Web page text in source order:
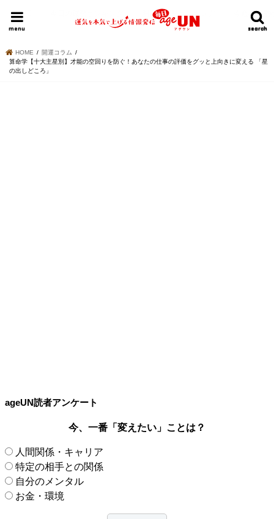
search
search
menu
HOME 明日の運勢ランキング 今週の運勢
HOME
開運コラム
算命学【十大主星別】才能の空回りを防ぐ！あなたの仕事の評価をグッと上向きに変える 「星
の出しどころ」
ageUN読者アンケート
今、一番「変えたい」ことは？
人間関係・キャリア
特定の相手との関係
自分のメンタル
お金・環境